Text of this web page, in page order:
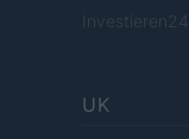
Investieren24
UK